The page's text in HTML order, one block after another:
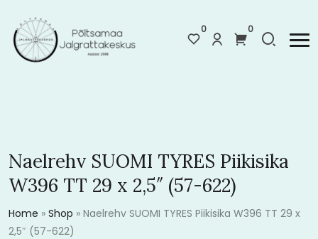
0 0
Naelrehv SUOMI TYRES Piikisika
W396 TT 29 x 2,5″ (57-622)
Home » Shop » Naelrehv SUOMI TYRES Piikisika W396 TT 29 x
2,5″ (57-622)